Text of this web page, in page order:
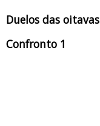
Duelos das oitavas
Confronto 1